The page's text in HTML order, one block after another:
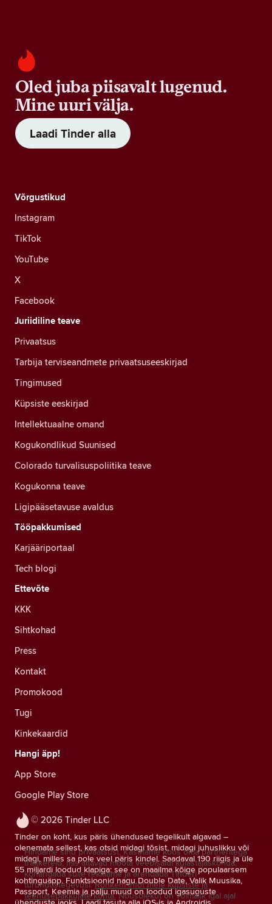
Oled juba piisavalt lugenud.
Mine uuri välja.
Laadi Tinder alla
© 2026 Tinder LLC
Tinder on koht, kus päris ühendused tegelikult algavad –
olenemata sellest, kas otsid midagi tõsist, midagi juhuslikku või
midagi, milles sa pole veel päris kindel. Saadaval 190 riigis ja üle
55 miljardi loodud klapiga: see on maailma kõige populaarsem
kohtinguäpp. Funktsioonid nagu Double Date, Valik Muusika,
Passport, Keemia ja palju muud on loodud igasuguste
Võrgustikud
Instagram
TikTok
YouTube
X
Facebook
Juriidiline teave
Privaatsus
Tarbija terviseandmete privaatsuseeskirjad
Tingimused
Küpsiste eeskirjad
Intellektuaalne omand
Kogukondlikud Suunised
Colorado turvalisuspoliitika teave
Kogukonna teave
Ligipääsetavuse avaldus
Tööpakkumised
Karjääriportaal
Tech blogi
Ettevõte
KKK
Sihtkohad
Press
Kontakt
Promokood
Tugi
Kinkekaardid
Hangi äpp!
App Store
Google Play Store
Hindame sinu privaatsust. Kasutame koos oma partneritega
träkkereid, mis aitavad mõõta veebisaidi külastajaskonda,
kohandada sulle reklaame ja arendada Tinderi
turundustegevusi. Rohkem infot meie küpsiste ja
teenusepakkujate kohta. Nõusolekut on võimalik igal ajal